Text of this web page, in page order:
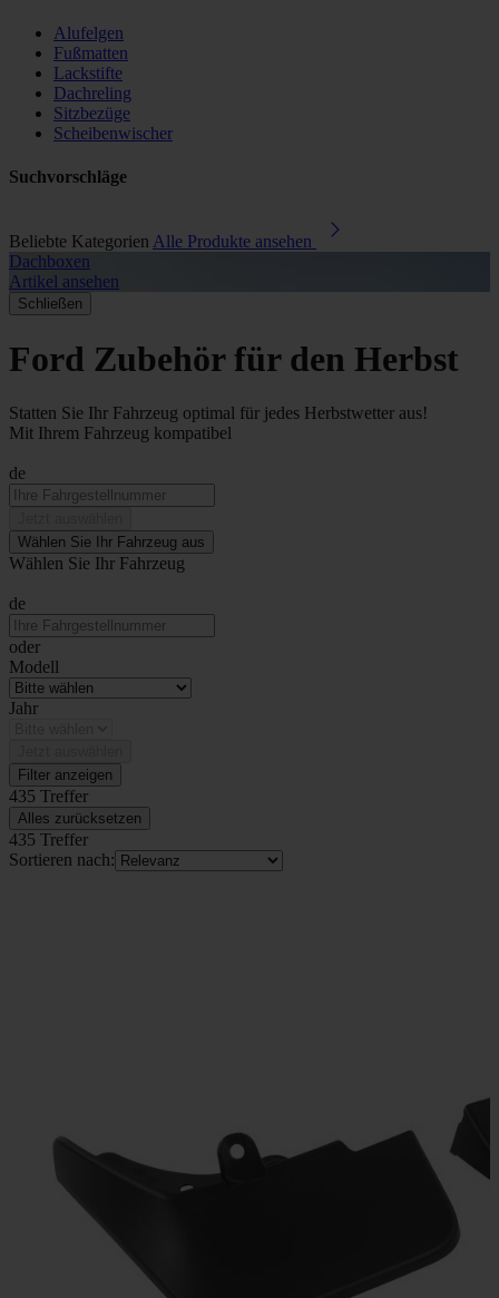
Alufelgen
Fußmatten
Lackstifte
Dachreling
Sitzbezüge
Scheibenwischer
Suchvorschläge
Beliebte Kategorien Alle Produkte ansehen
Dachboxen
Artikel ansehen
Schließen
Ford Zubehör für den Herbst
Statten Sie Ihr Fahrzeug optimal für jedes Herbstwetter aus!
Mit Ihrem Fahrzeug kompatibel
de
Wählen Sie Ihr Fahrzeug aus
Wählen Sie Ihr Fahrzeug
de
oder
Modell
Jahr
Filter anzeigen
435 Treffer
Alles zurücksetzen
435 Treffer
Sortieren nach: